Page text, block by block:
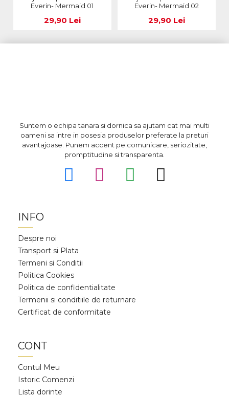
Everin- Mermaid 01
29,90 Lei
Everin- Mermaid 02
29,90 Lei
Suntem o echipa tanara si dornica sa ajutam cat mai multi
oameni sa intre in posesia produselor preferate la preturi
avantajoase. Punem accent pe comunicare, seriozitate,
promptitudine si transparenta.
INFO
Despre noi
Transport si Plata
Termeni si Conditii
Politica Cookies
Politica de confidentialitate
Termenii si conditiile de returnare
Certificat de conformitate
CONT
Contul Meu
Istoric Comenzi
Lista dorinte